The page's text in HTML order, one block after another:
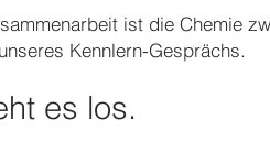
ist die Chemie
Kennlern-Gesprächs.
es los.